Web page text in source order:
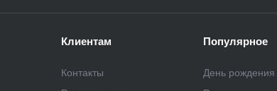
Клиентам
Контакты
Популярное
День рождения